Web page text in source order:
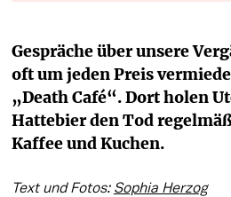
Gespräche über unsere
oft um jeden Preis
„Death Café“. Dort holen
Hattebier den Tod
Kaffee und Kuchen.
Text und Fotos: Sophia Herzog